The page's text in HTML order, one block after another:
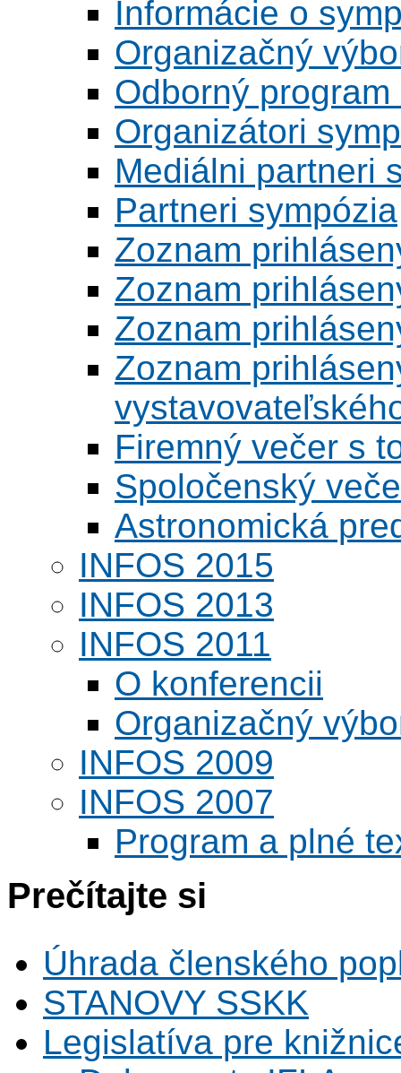
Informácie o
Organizačný
Odborný
Organizátori
Mediálni partneri
Partneri sympózia
Zoznam
Zoznam
Zoznam
Zoznam
Firemný večer s
Spoločenský
Astronomická
INFOS 2015
INFOS 2013
INFOS 2011
O konferencii
Organizačný
INFOS 2009
INFOS 2007
Program a plné
Prečítajte si
Úhrada členského
STANOVY SSKK
Legislatíva pre